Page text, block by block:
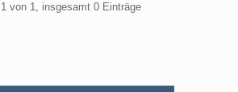
von 1, insgesamt 0 Einträge